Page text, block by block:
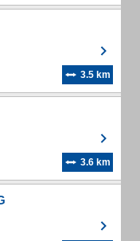
3.5 km
3.6 km